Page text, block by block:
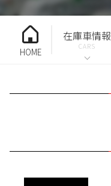
HOME
在庫車情報